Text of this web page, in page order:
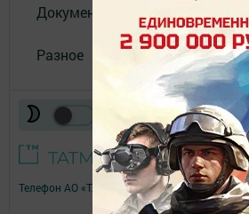
Документы
Разное
Телефон АО «ТАТМЕДИА»:(843) 222 09 84